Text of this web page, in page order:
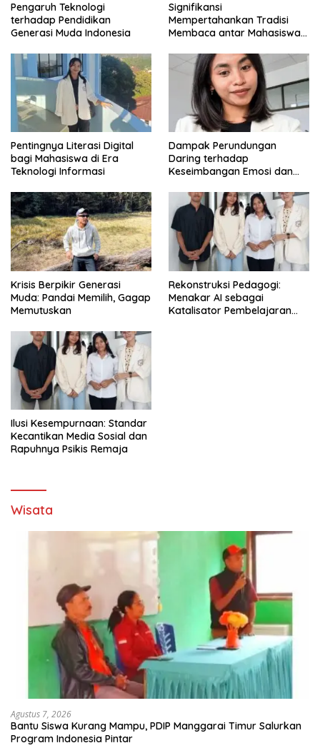
Pengaruh Teknologi
terhadap Pendidikan
Generasi Muda Indonesia
Signifikansi
Mempertahankan Tradisi
Membaca antar Mahasiswa
Pentingnya Literasi Digital
bagi Mahasiswa di Era
Teknologi Informasi
Dampak Perundungan
Daring terhadap
Keseimbangan Emosi dan
Krisis Berpikir Generasi
Muda: Pandai Memilih, Gagap
Memutuskan
Rekonstruksi Pedagogi:
Menakar AI sebagai
Katalisator Pembelajaran
Ilusi Kesempurnaan: Standar
Kecantikan Media Sosial dan
Rapuhnya Psikis Remaja
Wisata
Agustus 7, 2026
Bantu Siswa Kurang Mampu, PDIP Manggarai Timur Salurkan
Program Indonesia Pintar